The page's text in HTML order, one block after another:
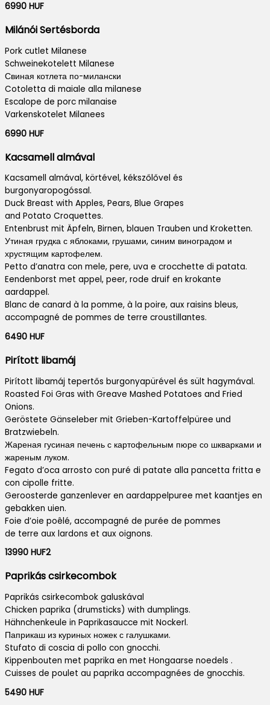
6990 HUF
Milánói Sertésborda
Pork cutlet Milanese
Schweinekotelett Milanese
Свиная котлета по-милански
Cotoletta di maiale alla milanese
Escalope de porc milanaise
Varkenskotelet Milanees
6990 HUF
Kacsamell almával
Kacsamell almával, körtével, kékszőlővel és
burgonyaropogóssal.
Duck Breast with Apples, Pears, Blue Grapes
and Potato Croquettes.
Entenbrust mit Äpfeln, Birnen, blauen Trauben und Kroketten.
Утиная грудка с яблоками, грушами, синим виноградом и
хрустящим картофелем.
Petto d’anatra con mele, pere, uva e crocchette di patata.
Eendenborst met appel, peer, rode druif en krokante
aardappel.
Blanc de canard à la pomme, à la poire, aux raisins bleus,
accompagné de pommes de terre croustillantes.
6490 HUF
Pirított libamáj
Pirított libamáj tepertős burgonyapürével és sült hagymával.
Roasted Foi Gras with Greave Mashed Potatoes and Fried
Onions.
Geröstete Gänseleber mit Grieben-Kartoffelpüree und
Bratzwiebeln.
Жареная гусиная печень с картофельным пюре со шкварками и
жареным луком.
Fegato d’oca arrosto con puré di patate alla pancetta fritta e
con cipolle fritte.
Geroosterde ganzenlever en aardappelpuree met kaantjes en
gebakken uien.
Foie d’oie poêlé, accompagné de purée de pommes
de terre aux lardons et aux oignons.
13990 HUF2
Paprikás csirkecombok
Paprikás csirkecombok galuskával
Chicken paprika (drumsticks) with dumplings.
Hähnchenkeule in Paprikasaucce mit Nockerl.
Паприкаш из куриных ножек с галушками.
Stufato di coscia di pollo con gnocchi.
Kippenbouten met paprika en met Hongaarse noedels .
Cuisses de poulet au paprika accompagnées de gnocchis.
5490 HUF